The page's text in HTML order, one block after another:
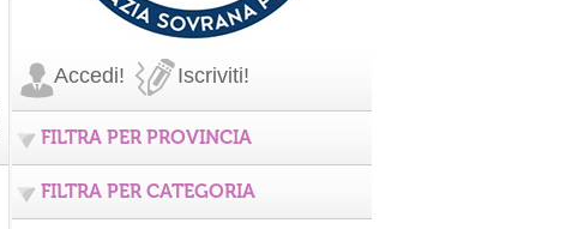
Accedi! Iscriviti!
FILTRA PER PROVINCIA
FILTRA PER CATEGORIA